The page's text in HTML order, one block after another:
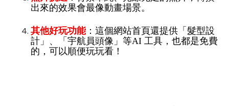
出來的效果會最像動畫場景。
其他好玩功能 ：這個網站首頁還提供「髮型設
計」、「宇航員頭像」等AI 工具，也都是免費
的，可以順便玩玩看！